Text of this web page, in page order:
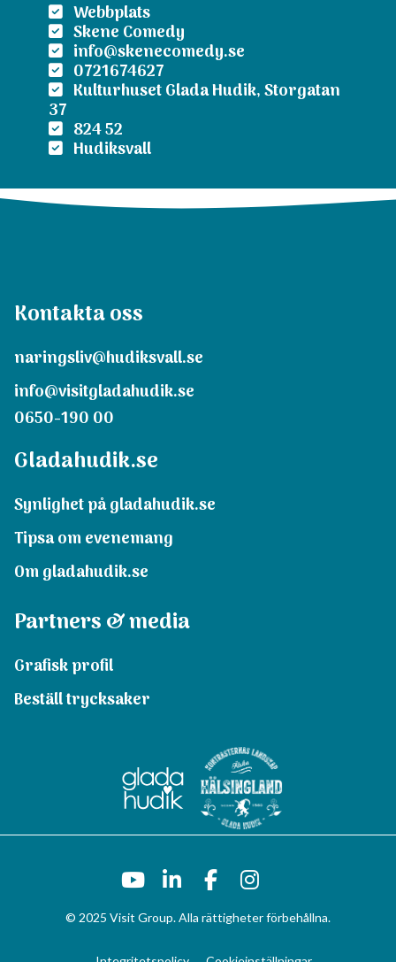
Webbplats
Skene Comedy
info@skenecomedy.se
0721674627
Kulturhuset Glada Hudik, Storgatan
37
824 52
Hudiksvall
Kontakta oss
naringsliv@hudiksvall.se
info@visitgladahudik.se
0650-190 00
Gladahudik.se
Synlighet på gladahudik.se
Tipsa om evenemang
Om gladahudik.se
Partners & media
Grafisk profil
Beställ trycksaker
© 2025 Visit Group. Alla rättigheter förbehållna.